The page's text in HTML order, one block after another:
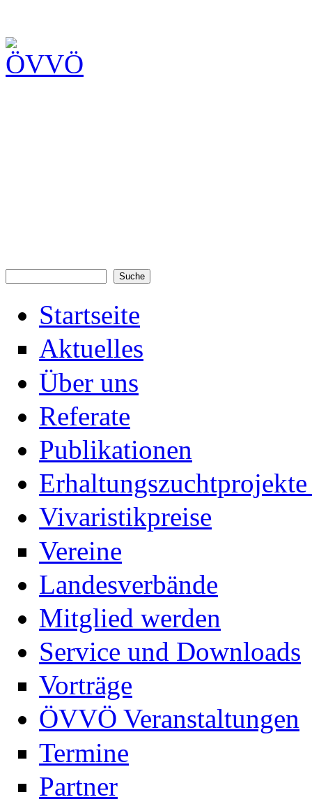
Startseite
Aktuelles
Über uns
Referate
Publikationen
Vivaristikpreise
Vereine
Landesverbände
Mitglied werden
Service und Downloads
Vorträge
ÖVVÖ Veranstaltungen
Termine
Partner